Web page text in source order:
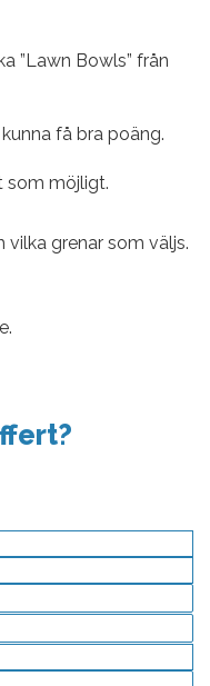
”Lawn Bowls” från
få bra poäng.
som möjligt.
vilka grenar som väljs.